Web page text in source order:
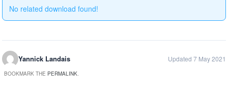
No related download found!
Yannick Landais Updated 7 May 2021
BOOKMARK THE PERMALINK.